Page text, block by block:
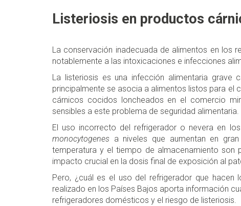
Listeriosis en productos
La conservación inadecuada de alimentos en los
notablemente a las intoxicaciones e infecciones
La listeriosis es una infección alimentaria
principalmente se asocia a alimentos listos para
cárnicos cocidos loncheados en el comercio
sensibles a este problema de seguridad alimentaria.
El uso incorrecto del refrigerador o nevera en
monocytogenes a niveles que aumentan en
temperatura y el tiempo de almacenamiento son
impacto crucial en la dosis final de exposición al
Pero, ¿cuál es el uso del refrigerador que hacen
realizado en los Países Bajos aporta información
refrigeradores domésticos y el riesgo de listeriosis.